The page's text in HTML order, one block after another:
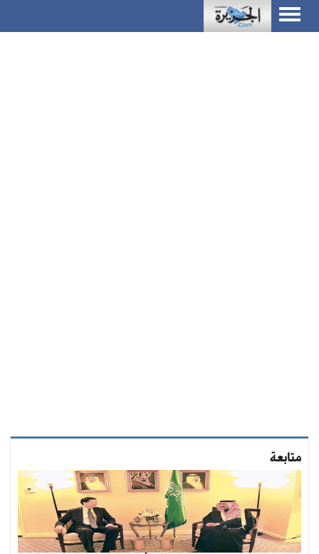
Toggle
navigation
متابعة